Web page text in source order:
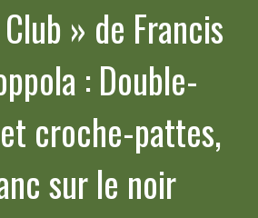
» de Francis
: Double-
croche-pattes,
sur le noir